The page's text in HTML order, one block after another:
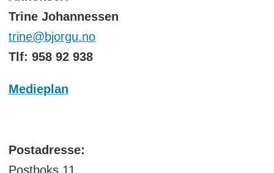
Trine Johannessen
trine@bjorgu.no
Tlf: 958 92 938
Medieplan
Postadresse:
Postboks 11